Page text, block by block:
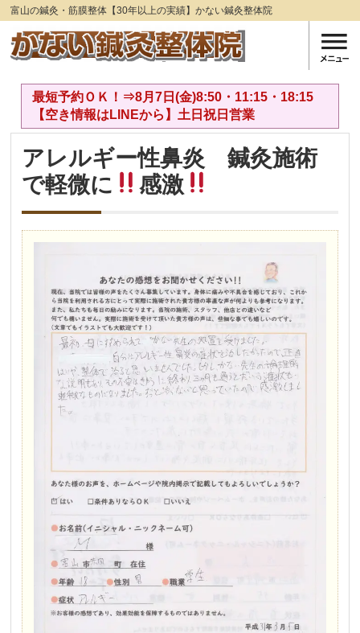
富山の鍼灸・筋膜整体【30年以上の実績】かない鍼灸整体院
最短予約ＯＫ！⇒8月7日(金)8:50・11:15・18:15
【空き情報はLINEから】土日祝日営業
アレルギー性鼻炎 鍼灸施術
で軽微に
感激